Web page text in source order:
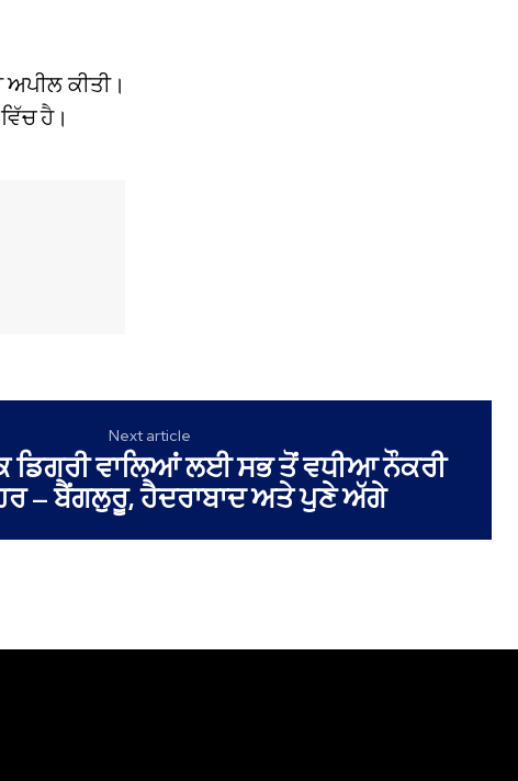
ਕੀਤੀ।
ਹੈ।
Next article
ਡਿਗਰੀ ਵਾਲਿਆਂ ਲਈ ਸਭ ਤੋਂ ਵਧੀਆ ਨੌਕਰੀ
– ਬੈਂਗਲੁਰੂ, ਹੈਦਰਾਬਾਦ ਅਤੇ ਪੁਣੇ ਅੱਗੇ